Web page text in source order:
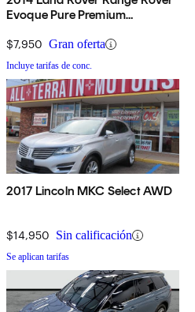
Evoque Pure Premium
$7,950 Gran oferta
Incluye tarifas de conc.
2017 Lincoln MKC Select AWD
$14,950 Sin calificación
Se aplican tarifas